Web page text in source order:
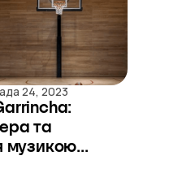
24, 2023
та
музикою...